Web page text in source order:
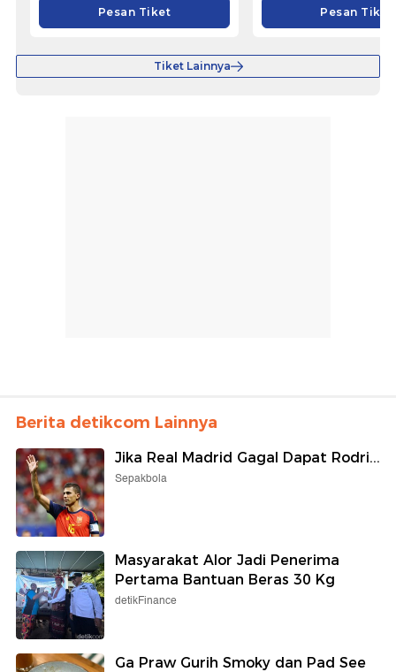
Pesan Tiket Pesan Tiket
Tiket Lainnya
Berita detikcom Lainnya
Jika Real Madrid Gagal Dapat Rodri...
Sepakbola
Masyarakat Alor Jadi Penerima
Pertama Bantuan Beras 30 Kg
detikFinance
Ga Praw Gurih Smoky dan Pad See